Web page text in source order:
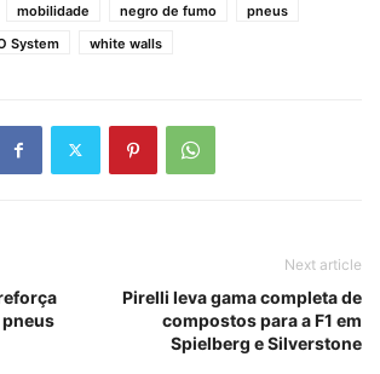
mobilidade negro de fumo
pneus
System white walls
Next article
Pirelli leva gama completa de
compostos para a F1 em
Spielberg e Silverstone